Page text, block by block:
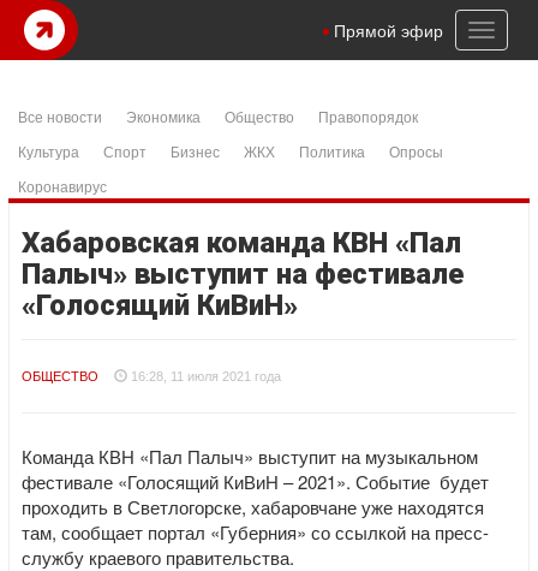
Toggle
Прямой эфир
Все новости Экономика Общество
Правопорядок
Культура
Спорт Бизнес ЖКХ Политика
Опросы
Коронавирус
Хабаровская команда КВН «Пал
Палыч» выступит на фестивале
«Голосящий КиВиН»
ОБЩЕСТВО 16:28, 11 июля 2021 года
Команда КВН «Пал Палыч» выступит на музыкальном
фестивале «Голосящий КиВиН – 2021». Событие будет
проходить в Светлогорске, хабаровчане уже находятся
там, сообщает портал «Губерния» со ссылкой на пресс-
службу краевого правительства.